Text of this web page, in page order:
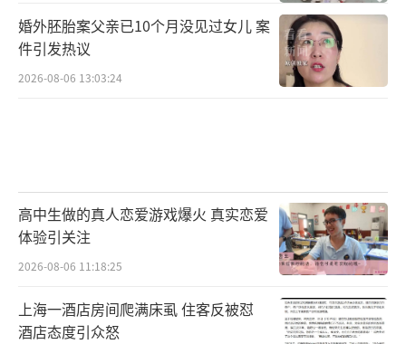
婚外胚胎案父亲已10个月没见过女儿 案
件引发热议
2026-08-06 13:03:24
高中生做的真人恋爱游戏爆火 真实恋爱
体验引关注
2026-08-06 11:18:25
上海一酒店房间爬满床虱 住客反被怼
酒店态度引众怒